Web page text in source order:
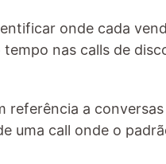
onde cada
nas calls de
referência a
uma call onde o